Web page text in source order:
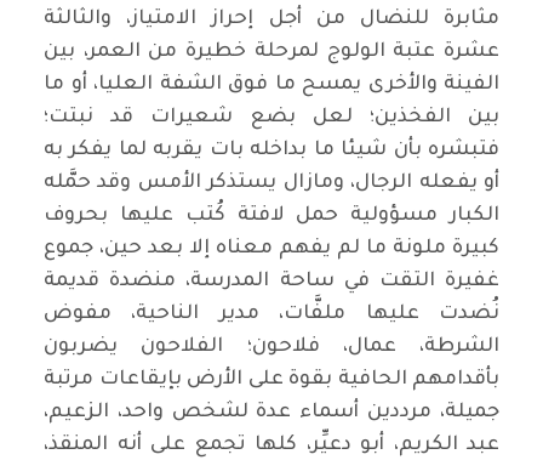
مثابرة للنضال من أجل إحراز الامتياز، والثالثة
عشرة عتبة الولوج لمرحلة خطيرة من العمر، بين
الفينة والأخرى يمسح ما فوق الشفة العليا، أو ما
بين الفخذين؛ لعل بضع شعيرات قد نبتت؛
فتبشره بأن شيئا ما بداخله بات يقربه لما يفكر به
أو يفعله الرجال، ومازال يستذكر الأمس وقد حمَّله
الكبار مسؤولية حمل لافتة كُتب عليها بحروف
كبيرة ملونة ما لم يفهم معناه إلا بعد حين، جموع
غفيرة التقت في ساحة المدرسة، منضدة قديمة
نُضدت عليها ملفَّات، مدير الناحية، مفوض
الشرطة، عمال، فلاحون؛ الفلاحون يضربون
بأقدامهم الحافية بقوة على الأرض بإيقاعات مرتبة
جميلة، مرددين أسماء عدة لشخص واحد، الزعيم،
عبد الكريم، أبو دعيِّر، كلها تجمع على أنه المنقذ،